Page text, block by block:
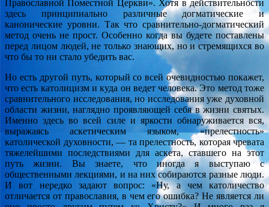
Православной Поместной Церкви». Хотя в действительности
здесь принципиально различные догматические и
канонические уровни. Так что сравнительно-догматический
метод очень не прост. Особенно когда вы будете поставлены
перед лицом людей, не только знающих, но и стремящихся во
что бы то ни стало убедить вас.
Но есть другой путь, который со всей очевидностью покажет,
что есть католицизм и куда он ведет человека. Это метод тоже
сравнительного исследования, но исследования уже духовной
области жизни, наглядно проявляющей себя в жизни святых.
Именно здесь во всей силе и яркости обнаруживается вся,
выражаясь аскетическим языком, «прелестность»
католической духовности, — та прелестность, которая чревата
тяжелейшими последствиями для аскета, ставшего на этот
путь жизни. Вы знаете, что иногда я выступаю с
общественными лекциями, и на них собираются разные люди.
И вот нередко задают вопрос: «Ну, а чем католичество
отличается от православия, в чем его ошибка? Не является ли